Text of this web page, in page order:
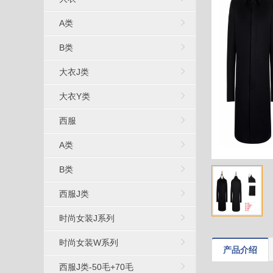
产品介绍
A类
B类
大衣J类
大衣Y类
西服
A类
B类
西服J类
时尚女装J系列
时尚女装W系列
西服J类-50毛+70毛